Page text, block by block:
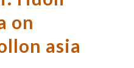
on
asia